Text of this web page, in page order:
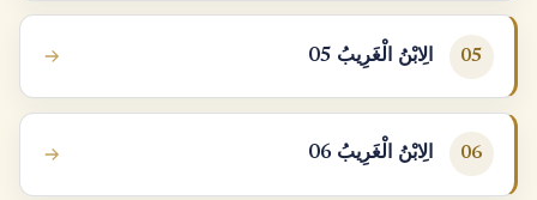
05 الِابْنُ الْغَرِيبُ 05
06 الِابْنُ الْغَرِيبُ 06